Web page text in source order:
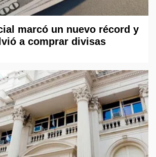
marcó un nuevo récord y
a comprar divisas